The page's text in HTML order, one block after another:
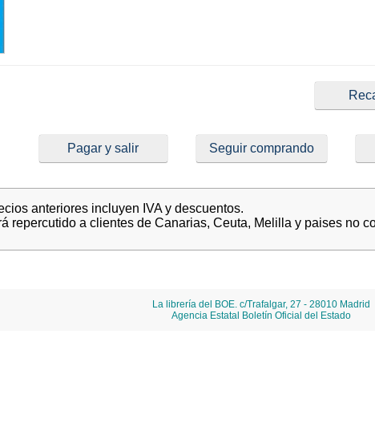
Pagar y salir Seguir comprando
anteriores incluyen IVA y descuentos.
repercutido a clientes de Canarias, Ceuta, Melilla y paises no
La librería del BOE. c/Trafalgar, 27 - 28010 Madrid
Agencia Estatal Boletín Oficial del Estado